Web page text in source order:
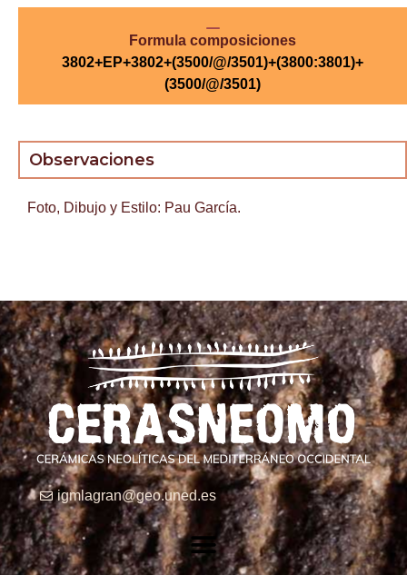
Formula composiciones
3802+EP+3802+(3500/@/3501)+(3800:3801)+
(3500/@/3501)
Observaciones
Foto, Dibujo y Estilo: Pau García.
igmlagran@geo.uned.es